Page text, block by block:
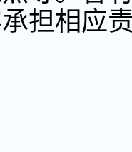
担相应